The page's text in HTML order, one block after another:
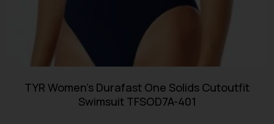
TYR Women’s Durafast One Solids Cutoutfit
Swimsuit TFSOD7A-401